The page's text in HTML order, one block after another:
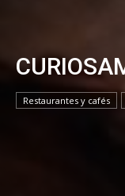
Restaurantes y cafés